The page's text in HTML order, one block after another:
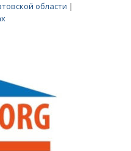
области |